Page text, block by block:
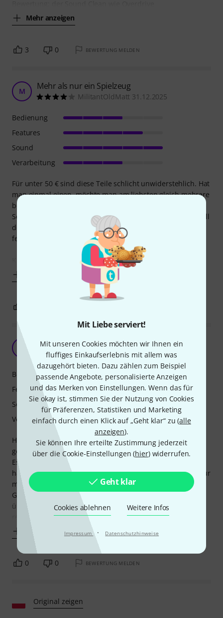
Mit Liebe serviert!
Mit unseren Cookies möchten wir Ihnen ein
fluffiges Einkaufserlebnis mit allem was
dazugehört bieten. Dazu zählen zum Beispiel
passende Angebote, personalisierte Anzeigen
und das Merken von Einstellungen. Wenn das für
Sie okay ist, stimmen Sie der Nutzung von Cookies
für Präferenzen, Statistiken und Marketing
einfach durch einen Klick auf „Geht klar“ zu (alle
anzeigen).
Sie können Ihre erteilte Zustimmung jederzeit
über die Cookie-Einstellungen (hier) widerrufen.
Geht klar
Cookies ablehnen Weitere Infos
Impressum · Datenschutzhinweise
Mehr anzeigen
3 0 BEWERTUNG MELDEN
M Mehr als nur ein Spielzeug
MilitantOldMatt 31.12.2025
Für unter 50 € sind diese Teile schlicht unwiderstehlich. Hat
man einmal einen, möchte man am liebsten gleich mehrere
besitzen: einen im Gigbag, einen im Koffer, einen auf dem
Schreibtisch oder einfach griffbereit bei der Gitarre. Überall
dort, wo man ein paar Minuten Zeit hat oder eine Idee
festhalten möchte. Der Spaßfaktor ist enorm.
Bedienung
Features
Sound
Verarbeitung
Mein Reiseamp
mrmitch 03.11.2025
Habe das Teil immer dabei wenn die Gitarre mit auf Reise
geht.
Es gehen standard AAA Batterien rein, die nebenbei ewig
halten. Die Features beschränken sich aufs Notwendige. Für
mich ist das aber ein klarer Vorteil. Keine App, kein
Gefummel, einstöpseln und loslegen. Der Sound ist
überraschend gut (2 Kanäle clean und crunch, delay,
reverb). Für backing Tracks ist
Mehr anzeigen
Bedienung
Features
Sound
Verarbeitung
0 0 BEWERTUNG MELDEN
Original zeigen